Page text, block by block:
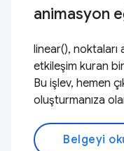
animasyon
linear(), noktaları
etkileşim kuran
Bu işlev, hemen
oluşturmanıza
Belgeyi